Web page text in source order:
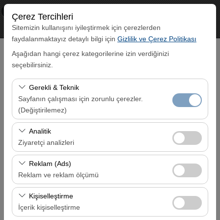
× ECO CAR
www.ecocar.com.tr
Ücretsiz - In Google Play
Çerez Tercihleri
Sitemizin kullanışını iyileştirmek için çerezlerden
faydalanmaktayız detaylı bilgi için Gizlilik ve Çerez Politikası
Aşağıdan hangi çerez kategorilerine izin verdiğinizi
seçebilirsiniz.
Gerekli & Teknik
Sayfanın çalışması için zorunlu çerezler.
(Değiştirilemez)
Bu çerezler sitenin doğru şekilde çalışması, güvenlik,
oturum yönetimi ve temel işlevler için gereklidir. Devre
dışı bırakılamaz.
Analitik
Ziyaretçi analizleri
Bu çerezler, sitemizin nasıl kullanıldığını (ziyaretçi sayısı,
en çok ziyaret edilen sayfalar, kullanıcı davranışları)
analiz etmemizi sağlar. Bu veriler, web sitesi
performansını ölçmek ve kullanıcı deneyimini sürekli
iyileştirmek için kullanılır.
Reklam (Ads)
Reklam ve reklam ölçümü
Bu çerezler, size ilgi alanlarınıza uygun kişiselleştirilmiş
reklamlar göstermemize ve reklam kampanyalarımızın
etkinliğini (gösterim sayısı, tıklama oranı) ölçmemize
Kişiselleştirme
İçerik kişiselleştirme
Rezervasyonum
Lütfen Rezervasyon numaranızı ve Rezervasyon sırasında
belirttiğiniz e-mail adresini giriniz.
Rezervasyon No
E-Posta Adresiniz